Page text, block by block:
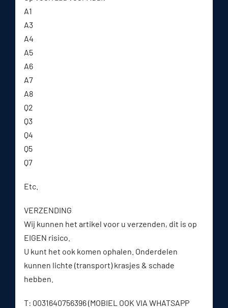
A1
A3
A4
A5
A6
A7
A8
Q2
Q3
Q4
Q5
Q7
Etc.
VERZENDING
Wij kunnen het artikel voor u verzenden, dit is op
EIGEN risico.
U kunt het ook komen ophalen. Onderdelen
kunnen lichte (transport) krasjes & schade
hebben.
T: 0031640756396 (MOBIEL OOK VIA WHATSAPP